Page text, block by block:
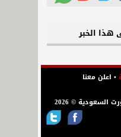
هذا الخبر
• اعلن معنا
© 2026